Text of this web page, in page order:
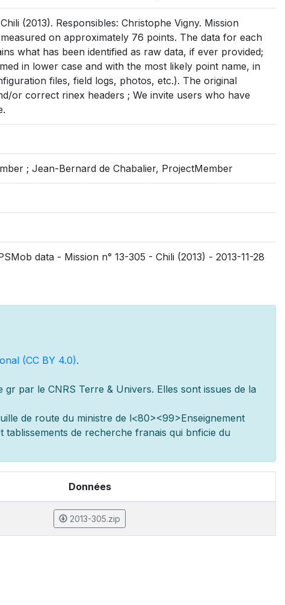
(2013). Responsibles: Christophe Vigny. Mission
on approximately 76 points. The data for each
what has been identified as raw data, if ever provided;
in lower case and with the most likely point name, in
files, field logs, photos, etc.). The original
or correct rinex headers ; We invite users who have
; Jean-Bernard de Chabalier, ProjectMember
data - Mission n° 13-305 - Chili (2013) - 2013-11-28
(CC BY 4.0).
gr par le CNRS Terre & Univers. Elles sont issues de la
de route du ministre de l<80><99>Enseignement
tablissements de recherche franais qui bnficie du
Données
2013-305.zip